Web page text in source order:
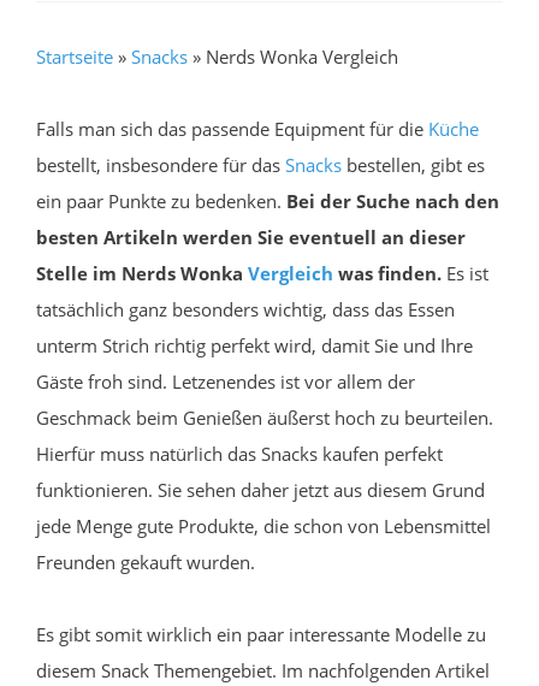
Startseite » Snacks » Nerds Wonka Vergleich
Falls man sich das passende Equipment für die Küche
bestellt, insbesondere für das Snacks bestellen, gibt es
ein paar Punkte zu bedenken. Bei der Suche nach den
besten Artikeln werden Sie eventuell an dieser
Stelle im Nerds Wonka Vergleich was finden. Es ist
tatsächlich ganz besonders wichtig, dass das Essen
unterm Strich richtig perfekt wird, damit Sie und Ihre
Gäste froh sind. Letzenendes ist vor allem der
Geschmack beim Genießen äußerst hoch zu beurteilen.
Hierfür muss natürlich das Snacks kaufen perfekt
funktionieren. Sie sehen daher jetzt aus diesem Grund
jede Menge gute Produkte, die schon von Lebensmittel
Freunden gekauft wurden.
Es gibt somit wirklich ein paar interessante Modelle zu
diesem Snack Themengebiet. Im nachfolgenden Artikel